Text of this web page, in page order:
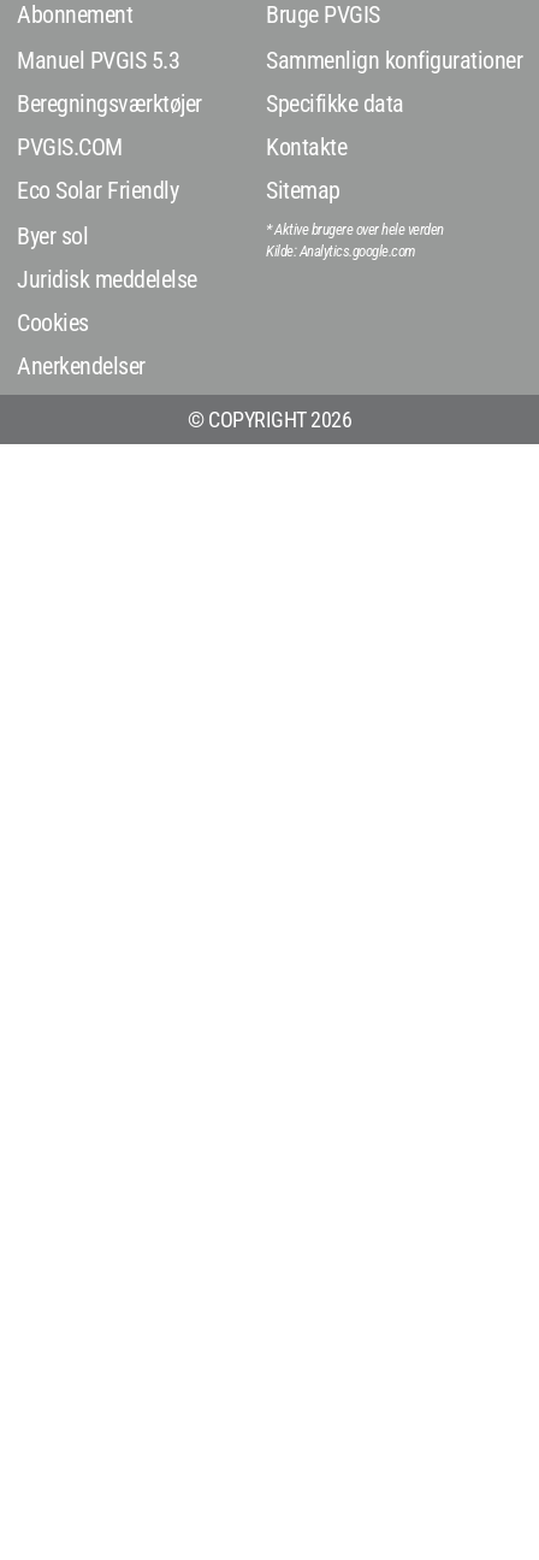
Abonnement
Manuel PVGIS 5.3
Beregningsværktøjer
PVGIS.COM
Eco Solar Friendly
Byer sol
Juridisk meddelelse
Cookies
Anerkendelser
Bruge PVGIS
Sammenlign konfigurationer
Specifikke data
Kontakte
Sitemap
* Aktive brugere over hele verden
Kilde: Analytics.google.com
© COPYRIGHT 2026